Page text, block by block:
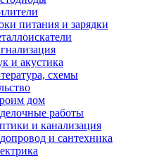
питания и зарядки
и акустика
схемы
дом
работы
и канализация
и сантехника